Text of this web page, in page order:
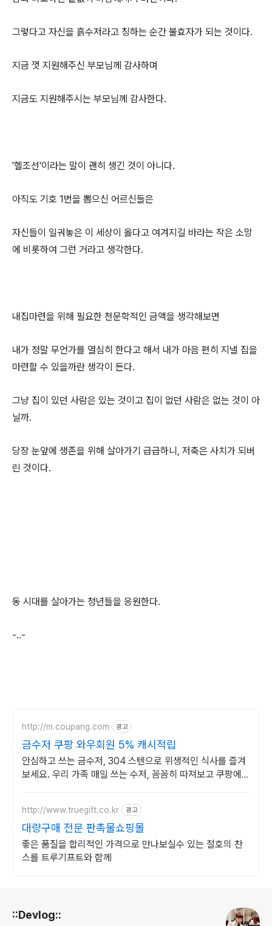
그렇다고 자신을 흙수저라고 칭하는 순간 불효자가 되는 것이다.
지금 껏 지원해주신 부모님께 감사하며
지금도 지원해주시는 부모님께 감사한다.
'헬조선'이라는 말이 괜히 생긴 것이 아니다.
아직도 기호 1번을 뽑으신 어르신들은
자신들이 일궈놓은 이 세상이 옳다고 여겨지길 바라는 작은 소망
에 비롯하여 그런 거라고 생각한다.
내집마련을 위해 필요한 천문학적인 금액을 생각해보면
내가 정말 무언가를 열심히 한다고 해서 내가 마음 편히 지낼 집을
마련할 수 있을까란 생각이 든다.
그냥 집이 있던 사람은 있는 것이고 집이 없던 사람은 없는 것이 아
닐까.
당장 눈앞에 생존을 위해 살아가기 급급하니, 저축은 사치가 되버
린 것이다.
동 시대를 살아가는 청년들을 응원한다.
-..-
http://m.coupang.com 광고
금수저 쿠팡 와우회원 5% 캐시적립
안심하고 쓰는 금수저, 304 스텐으로 위생적인 식사를 즐겨
보세요. 우리 가족 매일 쓰는 수저, 꼼꼼히 따져보고 쿠팡에서
http://www.truegift.co.kr 광고
대량구매 전문 판촉물쇼핑몰
좋은 품질을 합리적인 가격으로 만나보실수 있는 절호의 찬
스를 트루기프트와 함께
::Devlog::